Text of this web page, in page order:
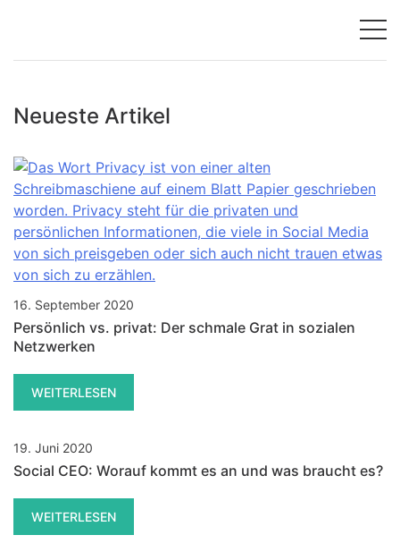
Neueste Artikel
16. September 2020
Persönlich vs. privat: Der schmale Grat in sozialen
Netzwerken
WEITERLESEN
19. Juni 2020
Social CEO: Worauf kommt es an und was braucht es?
WEITERLESEN